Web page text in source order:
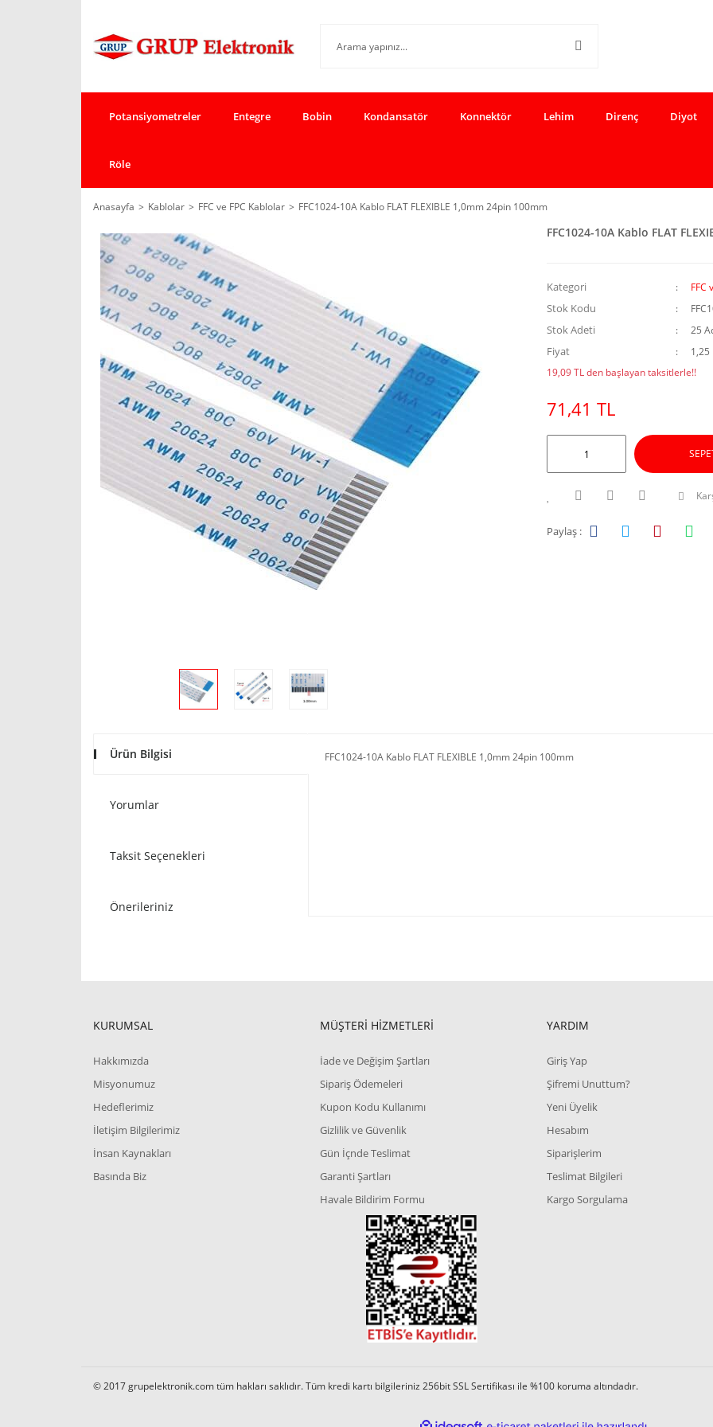
Potansiyometreler Entegre Bobin Kondansatör Konnektör Lehim Direnç Diyot
Röle
Anasayfa Kablolar FFC ve FPC Kablolar FFC1024-10A Kablo FLAT FLEXIBLE 1,0mm 24pin 100mm
FFC1024-10A Kablo FLAT
Kategori FFC
Stok Kodu
Stok Adeti 25
Fiyat
1,25
19,09 TL den başlayan taksitlerle!!
71,41 TL
Paylaş :
Ürün Bilgisi
Yorumlar
Taksit Seçenekleri
Önerileriniz
FFC1024-10A Kablo FLAT FLEXIBLE 1,0mm 24pin 100mm
KURUMSAL
Hakkımızda
Misyonumuz
Hedeflerimiz
İletişim Bilgilerimiz
İnsan Kaynakları
Basında Biz
MÜŞTERİ HİZMETLERİ
İade ve Değişim Şartları
Sipariş Ödemeleri
Kupon Kodu Kullanımı
Gizlilik ve Güvenlik
Gün İçnde Teslimat
Garanti Şartları
Havale Bildirim Formu
YARDIM
Giriş Yap
Şifremi Unuttum?
Yeni Üyelik
Hesabım
Siparişlerim
Teslimat Bilgileri
Kargo Sorgulama
© 2017 grupelektronik.com tüm hakları saklıdır. Tüm kredi kartı bilgileriniz 256bit SSL Sertifikası ile %100 koruma altındadır.